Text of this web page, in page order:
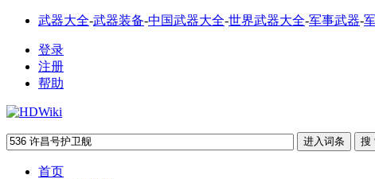
武器大全-武器装备-中国武器大全-世界武器大全-军事武器-
登录
注册
帮助
首页